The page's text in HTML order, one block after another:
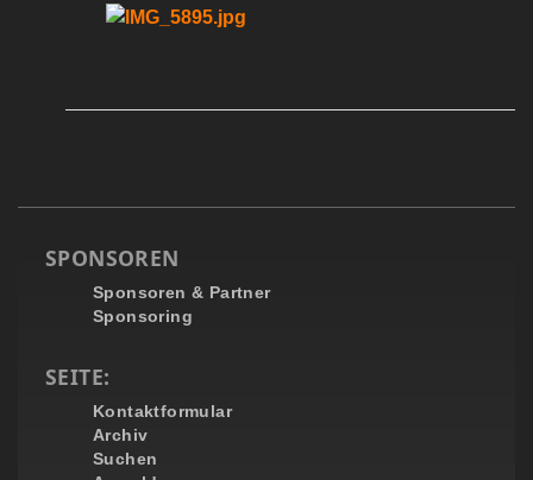
SPONSOREN
Sponsoren & Partner
Sponsoring
SEITE:
Kontaktformular
Archiv
Suchen